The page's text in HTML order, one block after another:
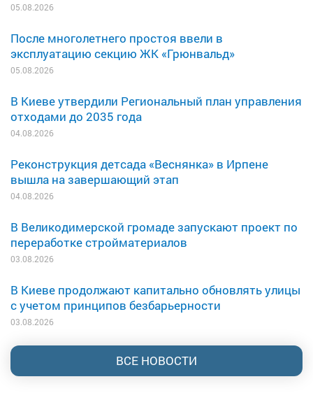
05.08.2026
После многолетнего простоя ввели в
эксплуатацию секцию ЖК «Грюнвальд»
05.08.2026
В Киеве утвердили Региональный план управления
отходами до 2035 года
04.08.2026
Реконструкция детсада «Веснянка» в Ирпене
вышла на завершающий этап
04.08.2026
В Великодимерской громаде запускают проект по
переработке стройматериалов
03.08.2026
В Киеве продолжают капитально обновлять улицы
с учетом принципов безбарьерности
03.08.2026
ВСЕ НОВОСТИ